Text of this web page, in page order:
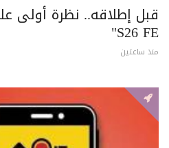
S26 FE"
منذ ساعتين